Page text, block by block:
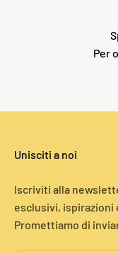
Per
Unisciti a noi
Iscriviti alla
esclusivi, ispirazioni
Promettiamo di